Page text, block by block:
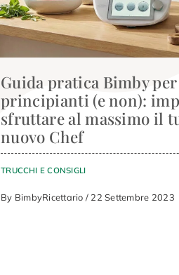
Guida pratica Bimby per
principianti (e non):
sfruttare al massimo il
nuovo Chef
TRUCCHI E CONSIGLI
By BimbyRicettario / 22 Settembre 2023